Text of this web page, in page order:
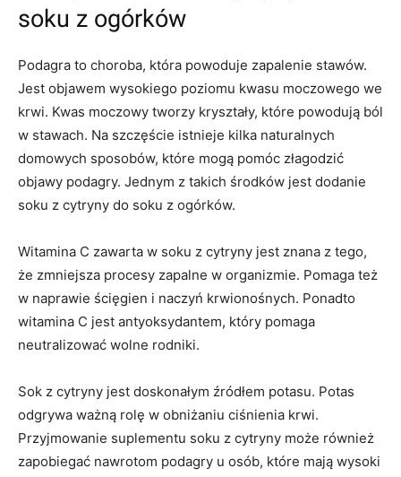
soku z ogórków
Podagra to choroba, która powoduje zapalenie stawów.
Jest objawem wysokiego poziomu kwasu moczowego we
krwi. Kwas moczowy tworzy kryształy, które powodują ból
w stawach. Na szczęście istnieje kilka naturalnych
domowych sposobów, które mogą pomóc złagodzić
objawy podagry. Jednym z takich środków jest dodanie
soku z cytryny do soku z ogórków.
Witamina C zawarta w soku z cytryny jest znana z tego,
że zmniejsza procesy zapalne w organizmie. Pomaga też
w naprawie ścięgien i naczyń krwionośnych. Ponadto
witamina C jest antyoksydantem, który pomaga
neutralizować wolne rodniki.
Sok z cytryny jest doskonałym źródłem potasu. Potas
odgrywa ważną rolę w obniżaniu ciśnienia krwi.
Przyjmowanie suplementu soku z cytryny może również
zapobiegać nawrotom podagry u osób, które mają wysoki